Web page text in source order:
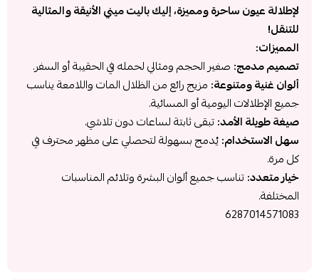
لإطلالة عيون ساحرة ومميزة، إليك باليت ميني الأنيقة والمثالية
للتنقل!
المميزات:
تصميم مدمج: صغير الحجم ومثالي لحمله في الحقيبة أو السفر.
ألوان غنية ومتنوعة: مزيج رائع من الظلال المات واللامعة يناسب
جميع الإطلالات اليومية أو المسائية.
صيغة طويلة الأمد:تبقى ثابتة لساعات دون تلاشي.
سهل الاستخدام:يُدمج بسهولة لتحصلي على مظهر محترف في
كل مرة.
خيار متعدد:تناسب جميع ألوان البشرة وتلائم المناسبات
المختلفة.
6287014571083